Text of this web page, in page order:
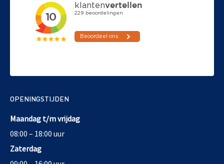
OPENINGSTIJDEN
Maandag t/m vrijdag
08:00 – 18:00 uur
Zaterdag